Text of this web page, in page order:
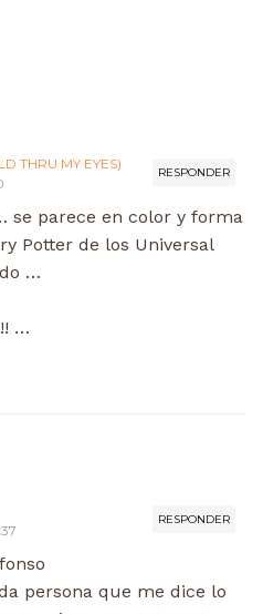
RESPONDER
THRU MY EYES)
se parece en color y forma
Potter de los Universal
…
…
RESPONDER
persona que me dice lo